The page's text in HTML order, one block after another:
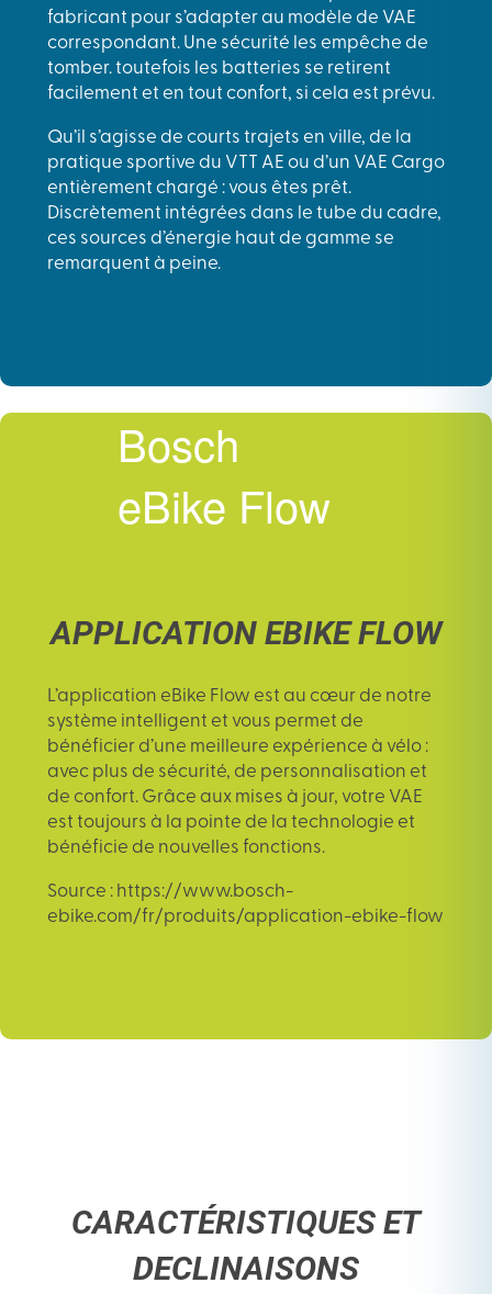
fabricant pour s’adapter au modèle de VAE
correspondant. Une sécurité les empêche de
tomber. toutefois les batteries se retirent
facilement et en tout confort, si cela est prévu.
Qu’il s’agisse de courts trajets en ville, de la
pratique sportive du VTT AE ou d’un VAE Cargo
entièrement chargé : vous êtes prêt.
Discrètement intégrées dans le tube du cadre,
ces sources d’énergie haut de gamme se
remarquent à peine.
Bosch
eBike Flow
APPLICATION EBIKE FLOW
L’application eBike Flow est au cœur de notre
système intelligent et vous permet de
bénéficier d’une meilleure expérience à vélo :
avec plus de sécurité, de personnalisation et
de confort. Grâce aux mises à jour, votre VAE
est toujours à la pointe de la technologie et
bénéficie de nouvelles fonctions.
Source : https://www.bosch-
ebike.com/fr/produits/application-ebike-flow
CARACTÉRISTIQUES ET
DECLINAISONS